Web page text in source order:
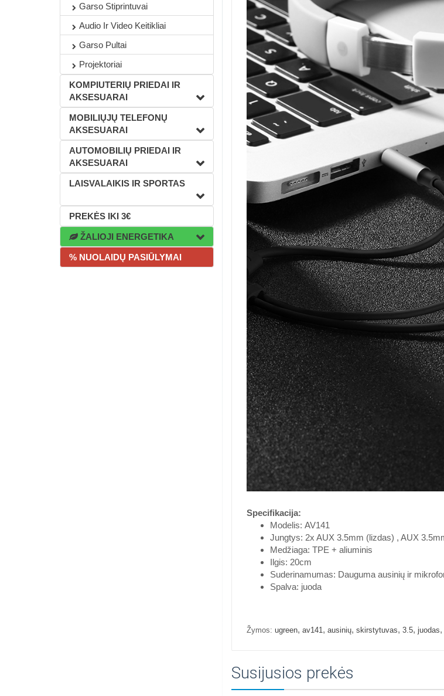
Garso Stiprintuvai
Audio Ir Video Keitikliai
Garso Pultai
Projektoriai
KOMPIUTERIŲ PRIEDAI IR
AKSESUARAI
MOBILIŲJŲ TELEFONŲ
AKSESUARAI
AUTOMOBILIŲ PRIEDAI IR
AKSESUARAI
LAISVALAIKIS IR SPORTAS
PREKĖS IKI 3€
ŽALIOJI ENERGETIKA
% NUOLAIDŲ PASIŪLYMAI
Specifikacija:
Modelis: AV141
Jungtys: 2x AUX 3.5mm (lizdas) , AUX
Medžiaga: TPE + aliuminis
Ilgis: 20cm
Suderinamumas: Dauguma ausinių ir
Spalva: juoda
Žymos: ugreen, av141 , ausinių, skirstytuvas, 3.5, juodas,
Susijusios prekės